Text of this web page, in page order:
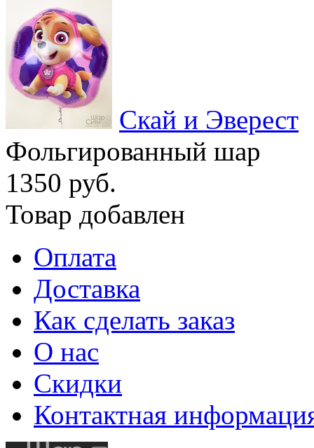
Скай и Эверест
Фольгированный шар
1350 руб.
Товар добавлен
Оплата
Доставка
Как сделать заказ
О нас
Скидки
Контактная